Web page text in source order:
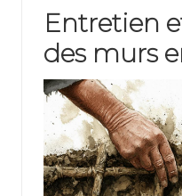
Entretien
des murs